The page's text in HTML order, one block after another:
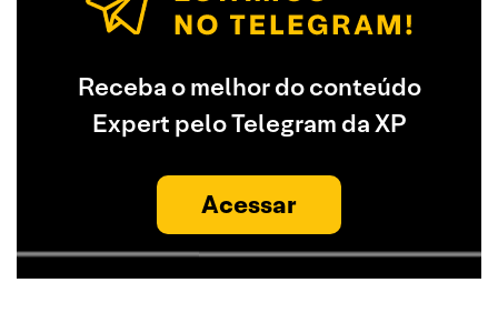
Receba o melhor do conteúdo
Expert pelo Telegram da XP
Acessar